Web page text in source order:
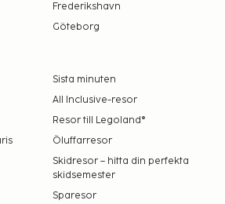
Frederikshavn
Göteborg
Sista minuten
All Inclusive-resor
Resor till Legoland®
Öluffarresor
Skidresor – hitta din perfekta
skidsemester
Sparesor